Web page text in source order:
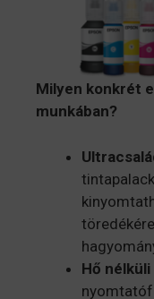
Milyen konkrét
munkában?
Hő